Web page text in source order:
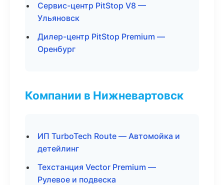
Сервис-центр PitStop V8 —
Ульяновск
Дилер-центр PitStop Premium —
Оренбург
Компании в Нижневартовск
ИП TurboTech Route — Автомойка и
детейлинг
Техстанция Vector Premium —
Рулевое и подвеска